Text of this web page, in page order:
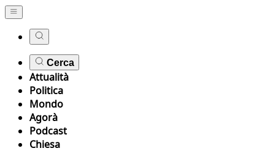
Cerca
Attualità
Politica
Mondo
Agorà
Podcast
Chiesa